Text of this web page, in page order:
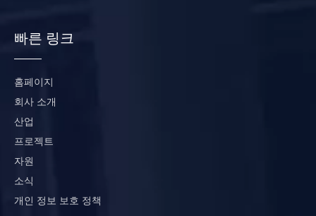
빠른 링크
홈페이지
회사 소개
산업
프로젝트
자원
소식
개인 정보 보호 정책